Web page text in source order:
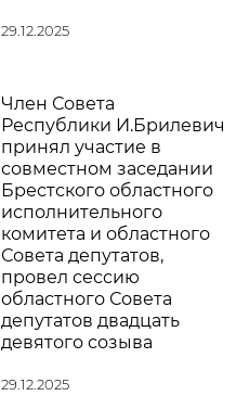
29.12.2025
Член Совета
Республики И.Брилевич
принял участие в
совместном заседании
Брестского областного
исполнительного
комитета и областного
Совета депутатов,
провел сессию
областного Совета
депутатов двадцать
девятого созыва
29.12.2025